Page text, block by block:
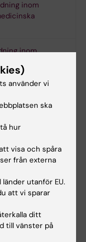
inom
inom
(15 hp)
2 (7,5 hp)
och psykisk
(4,5
använder vi
ska
hur
visa och spåra
från externa
utanför EU.
att vi sparar
ditt
till vänster på